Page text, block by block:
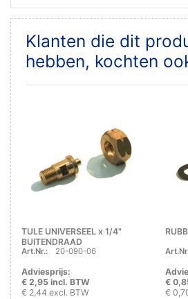
Klanten die dit
hebben, kochten
TULE UNIVERSEEL x 1/4"
BUITENDRAAD
Art.Nr.: 20-090-06
Adviesprijs:
€ 2,95 incl. BTW
€ 2,44 excl. BTW
€
€